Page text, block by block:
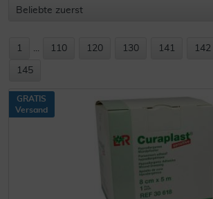
1 ... 110 120 130 141 142
145
GRATIS
Versand